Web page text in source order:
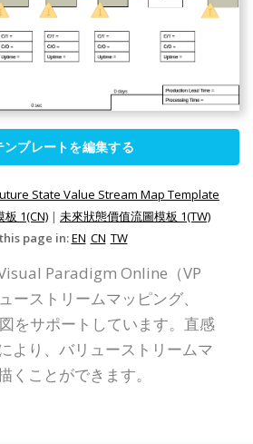
ンプレートを編集する
State Value Stream Map Template
1(CN) | 未來狀態價值流圖模板 1(TW)
page in:EN CN TW
Paradigm Online（VP
ーストリームマッピング、
をサポートしています。直感
より、バリューストリームマ
くことができます。